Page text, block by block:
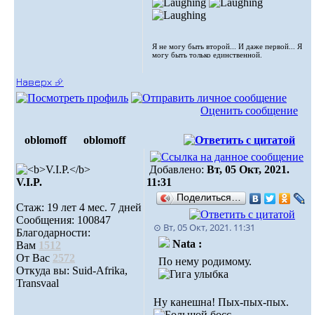
Я не могу быть второй... И даже первой... Я
могу быть только единственной.
Наверх ⮵
Оценить сообщение
oblomoff oblomoff
V.I.P.
Стаж: 19 лет 4 мес. 7 дней
Сообщения: 100847
Благодарности:
Вам 1512
От Вас 2572
Откуда вы: Suid-Afrika,
Transvaal
Добавлено: Вт, 05 Окт, 2021.
11:31
Поделиться…
⊙ Вт, 05 Окт, 2021. 11:31
Nata :
По нему родимому.
Ну канешна! Пых-пых-пых.